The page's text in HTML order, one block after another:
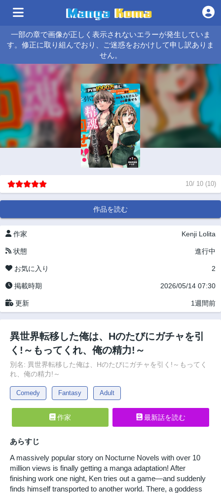
一部の章で画像が正しく表示されないエラーが発生していま
す。修正に取り組んでおり、ご迷惑をおかけして申し訳ありま
せん。
10/ 10 (10)
作品を読む
作家 Kenji Lolita
状態 進行中
お気に入り 2
掲載時期 2026/05/14 07:30
更新 1週間前
異世界転移した俺は、Hのたびにガチャを引
く!～もってくれ、俺の精力!～
別名: 異世界転移した俺は、Hのたびにガチャを引く!～もってく
れ、俺の精力!～
Comedy Fantasy Adult
作家 最新話を読む
あらすじ
A massively popular story on Nocturne Novels with over 10
million views is finally getting a manga adaptation! After
finishing work one night, Ken tries out a game—and suddenly
finds himself transported to another world. There, a goddess